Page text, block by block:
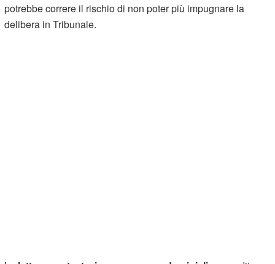
potrebbe correre il rischio di non poter più impugnare la
delibera in Tribunale.